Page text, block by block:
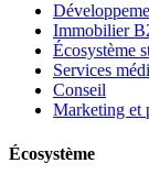
Immobilier
Écosystème
Services
Conseil
Marketing et
Écosystème